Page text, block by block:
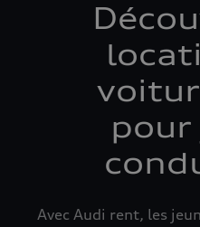
pour
Avec Audi rent, les